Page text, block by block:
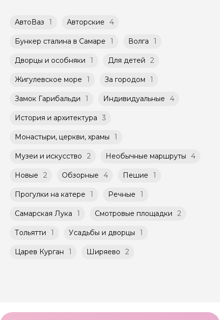
тура Вы оплачиваете при встрече с гидом.
Возможность оплатить картой или
обсудить с гидом заранее.
заблаговременно до начала путешествия,
указанной на странице самого тура и
Агрегатором дополнительного соглашения
Способы оплаты на сайте: Картой
российского банка можно оплатить любую
экскурсию.
Групповые экскурсии проходят по
Помимо Вас, на групповой экскурсии могут
быть незнакомые для Вас люди.
Мини-группы проводятся на тех же
условиях, что и групповые, но с количество
участников ограничено (группа может быть
АвтоВаз 1 Авторские 4
Бункер сталина в Самаре 1 Волга 1
Дворцы и особняки 1 Для детей 2
Жигулевское море 1 За городом 1
Замок Гарибальди 1 Индивидуальные 4
История и архитектура 3
Монастыри, церкви, храмы 1
Музеи и искусство 2 Необычные маршруты 4
Новые 2 Обзорные 4 Пешие 1
Прогулки на катере 1 Речные 1
Самарская Лука 1 Смотровые площадки 2
Тольятти 1 Усадьбы и дворцы 1
Царев Курган 1 Ширяево 2